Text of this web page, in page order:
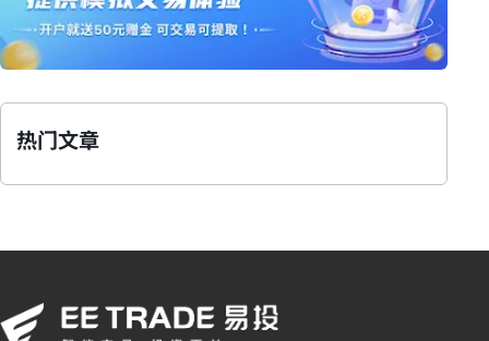
热门文章